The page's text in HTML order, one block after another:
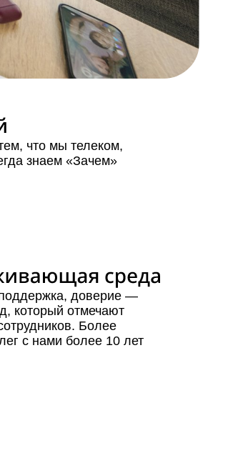
что мы телеком,
знаем «Зачем»
доверие —
который отмечают
Более
с нами более 10 лет